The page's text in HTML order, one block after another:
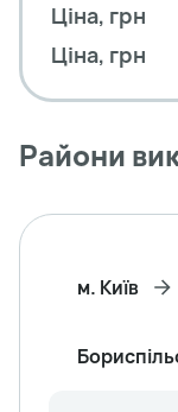
Ціна, грн
Ціна, грн
Райони
м. Київ